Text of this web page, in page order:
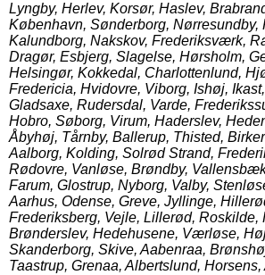
Lyngby, Herlev, Korsør, Haslev,
København, Sønderborg, Nørresundby,
Kalundborg, Nakskov, Frederiksværk,
Dragør, Esbjerg, Slagelse, Hørsholm,
Helsingør, Kokkedal, Charlottenlund,
Fredericia, Hvidovre, Viborg, Ishøj,
Gladsaxe, Rudersdal, Varde,
Hobro, Søborg, Virum, Haderslev,
Åbyhøj, Tårnby, Ballerup, Thisted,
Aalborg, Kolding, Solrød Strand,
Rødovre, Vanløse, Brøndby,
Farum, Glostrup, Nyborg, Valby,
Aarhus, Odense, Greve, Jyllinge,
Frederiksberg, Vejle, Lillerød, Roskilde,
Brønderslev, Hedehusene, Værløse,
Skanderborg, Skive, Aabenraa,
Taastrup, Grenaa, Albertslund,